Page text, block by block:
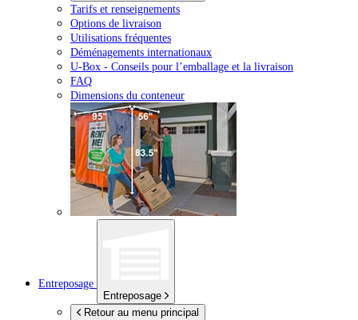
Tarifs et renseignements
Options de livraison
Utilisations fréquentes
Déménagements internationaux
U-Box - Conseils pour l’emballage et la livraison
FAQ
Dimensions du conteneur
Entreposage
Entreposage
Retour au menu principal